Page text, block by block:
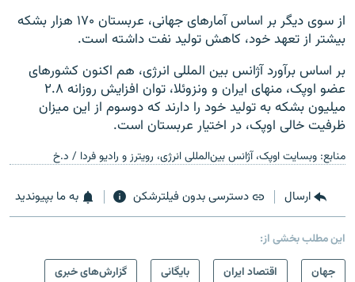
از سوی دیگر بر اساس آمارهای جهانی، عربستان ۱۷۰ هزار بشکه
بیشتر از تعهد خود، کاهش تولید نفت داشته است.
بر اساس برآورد آژانس بین المللی انرژی، هم اکنون کشورهای
عضو اوپک، منهای ایران و ونزوئلا، توان افزایش روزانه ۲.۸
میلیون بشکه به تولید خود را دارند که دوسوم از این میزان
ظرفیت خالی اوپک، در اختیار عربستان است.
منابع: وبسایت اوپک، آژانس بین‌المللی انرژی، رویترز و رادیو فردا / د.خ
ارسال دسترسی بدون فیلترشکن به ما بپیوندید
این مطلب بخشی از:
جهان
اقتصاد ایران بایگانی گزارش‌های خبری